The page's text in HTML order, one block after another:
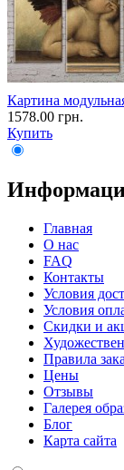
Картина
1578.00 грн.
Купить
Главная
О нас
FAQ
Контакты
Условия
Условия
Скидки и
Правила
Цены
Отзывы
Галерея
Блог
Карта сайта